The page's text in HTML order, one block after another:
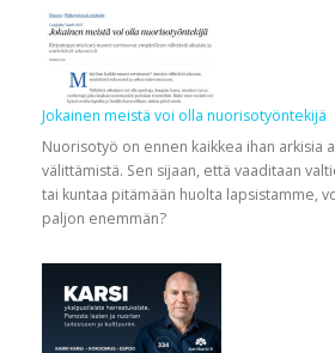
Jokainen meistä voi olla nuorisotyöntekijä
Nuorisotyö on ennen kaikkea ihan arkisia
välittämistä. Sen sijaan, että vaaditaan
tai kuntaa pitämään huolta lapsistamme,
paljon enemmän?